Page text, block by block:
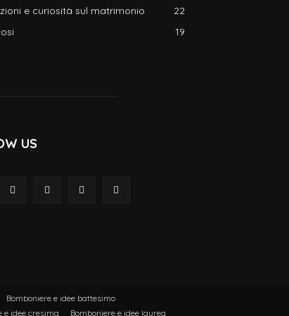
e curiosità sul matrimonio
22
19
US
Bomboniere e idee battesimo
e idee cresima Bomboniere e idee laurea